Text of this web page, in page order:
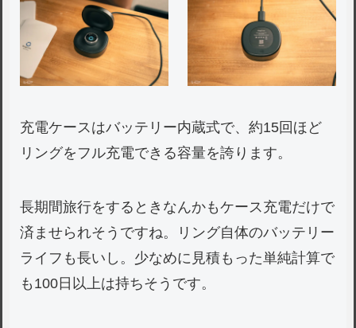
充電ケースはバッテリー内蔵式で、約15回ほど
リングをフル充電できる容量を誇ります。
長期間旅行をするときなんかもケース充電だけで
済ませられそうですね。リング自体のバッテリー
ライフも長いし。少なめに見積もった単純計算で
も100日以上は持ちそうです。